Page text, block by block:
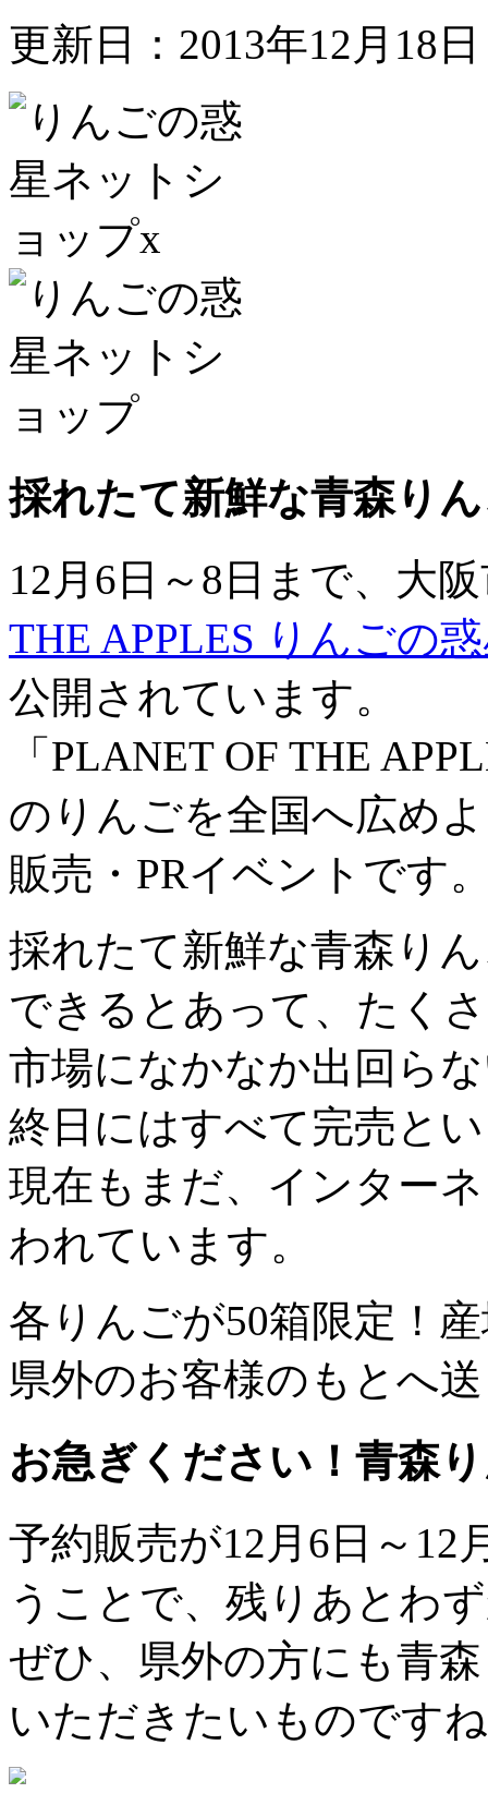
更新日：2013年12月18
採れたて新鮮な青森り
12月6日～8日まで、大
THE APPLES りんごの
公開されています。
「PLANET OF THE
のりんごを全国へ広め
販売・PRイベントです
採れたて新鮮な青森り
できるとあって、たく
市場になかなか出回ら
終日にはすべて完売と
現在もまだ、インター
われています。
各りんごが50箱限定！
県外のお客様のもとへ
お急ぎください！青森
予約販売が12月6日～12
うことで、残りあとわ
ぜひ、県外の方にも青
いただきたいものです